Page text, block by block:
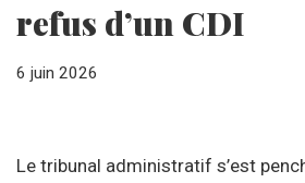
refus d’un CDI
6 juin 2026
Le tribunal administratif s’est